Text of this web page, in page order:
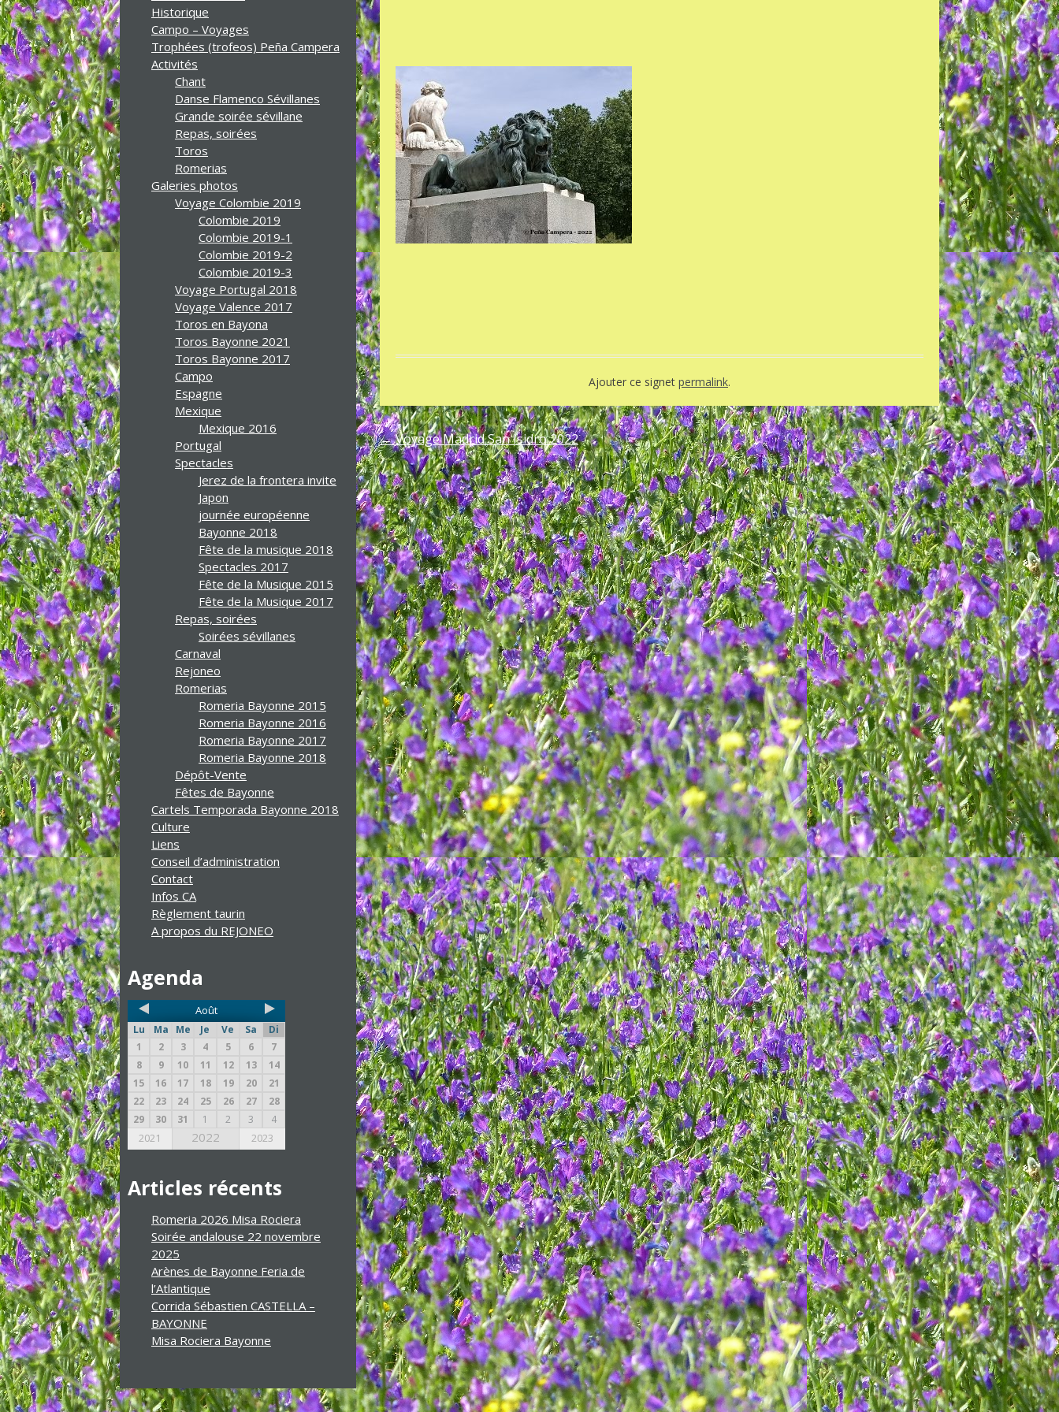
Ajouter ce signet permalink.
←Voyage Madrid San Isidro 2022
Historique
Campo – Voyages
Trophées (trofeos) Peña Campera
Activités
Chant
Danse Flamenco Sévillanes
Grande soirée sévillane
Repas, soirées
Toros
Romerias
Galeries photos
Voyage Colombie 2019
Colombie 2019
Colombie 2019-1
Colombie 2019-2
Colombie 2019-3
Voyage Portugal 2018
Voyage Valence 2017
Toros en Bayona
Toros Bayonne 2021
Toros Bayonne 2017
Campo
Espagne
Mexique
Mexique 2016
Portugal
Spectacles
Jerez de la frontera invite
Japon
journée européenne
Bayonne 2018
Fête de la musique 2018
Spectacles 2017
Fête de la Musique 2015
Fête de la Musique 2017
Repas, soirées
Soirées sévillanes
Carnaval
Rejoneo
Romerias
Romeria Bayonne 2015
Romeria Bayonne 2016
Romeria Bayonne 2017
Romeria Bayonne 2018
Dépôt-Vente
Fêtes de Bayonne
Cartels Temporada Bayonne 2018
Culture
Liens
Conseil d’administration
Contact
Infos CA
Règlement taurin
A propos du REJONEO
Agenda
Août
Lu Ma Me Je Ve Sa
Di
1
2 3 4 5 6
7
8
9 10 11 12 13
14
15
16 17 18 19 20
21
22
23 24 25 26 27
28
29
30 31 1 2 3 4
2021 2022 2023
Articles récents
Romeria 2026 Misa Rociera
Soirée andalouse 22 novembre
2025
Arènes de Bayonne Feria de
l’Atlantique
Corrida Sébastien CASTELLA –
BAYONNE
Misa Rociera Bayonne